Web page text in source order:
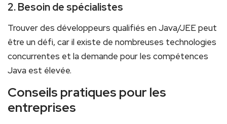
2. Besoin de spécialistes
Trouver des⁢ développeurs qualifiés en Java/JEE‌ peut
être un défi,⁣ car ⁢il existe⁢ de nombreuses technologies
concurrentes et⁢ la ​demande pour les compétences
Java est élevée.
Conseils pratiques pour les
entreprises